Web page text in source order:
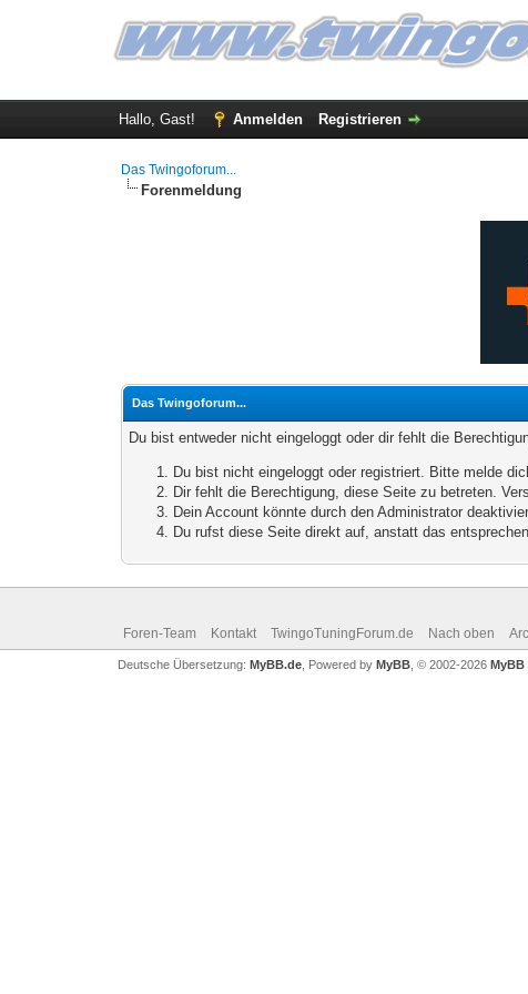
Hallo, Gast! Anmelden Registrieren
Das Twingoforum...
Forenmeldung
Das Twingoforum...
Du bist entweder nicht eingeloggt oder dir fehlt die
Du bist nicht eingeloggt oder registriert. Bitte melde
Dir fehlt die Berechtigung, diese Seite zu betreten.
Dein Account könnte durch den Administrator
Du rufst diese Seite direkt auf, anstatt das
Foren-Team Kontakt TwingoTuningForum.de Nach oben
Deutsche Übersetzung: MyBB.de, Powered by MyBB, © 2002-2026 MyBB